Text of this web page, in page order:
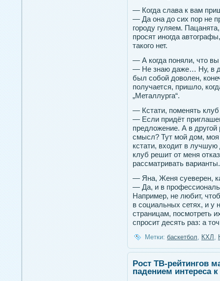
— Когда слава к вам
— Да она до сих пор не
городу гуляем.
просят иногда
такого нет.
— А когда поняли, что
— Не знаю даже… Ну, в
был собой доволен,
получается, пришло,
„Металлурга“.
— Кстати, поменять
— Если придёт
предложение. А в
смысл? Тут мой дом, моя
кстати, входит в
клуб решит от меня
рассматривать
— Яна, Женя суеверен,
— Да, и в
Например, не любит,
в социальных сетях, и у
страницам, посмотреть
спросит десять раз: а
Метки: баскетбол, КХЛ ,
Рост ТВ-рейтингов
падением интереса